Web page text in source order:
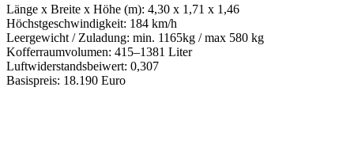
Länge x Breite x Höhe (m): 4,30 x 1,71 x 1,46
Höchstgeschwindigkeit: 184 km/h
Leergewicht / Zuladung: min. 1165kg / max 580 kg
Kofferraumvolumen: 415–1381 Liter
Luftwiderstandsbeiwert: 0,307
Basispreis: 18.190 Euro